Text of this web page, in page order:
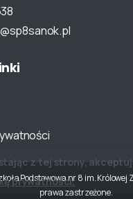
Podstawowa nr 8 im. Królowej
prawa zastrzeżone.
z tej strony,
prywatności.